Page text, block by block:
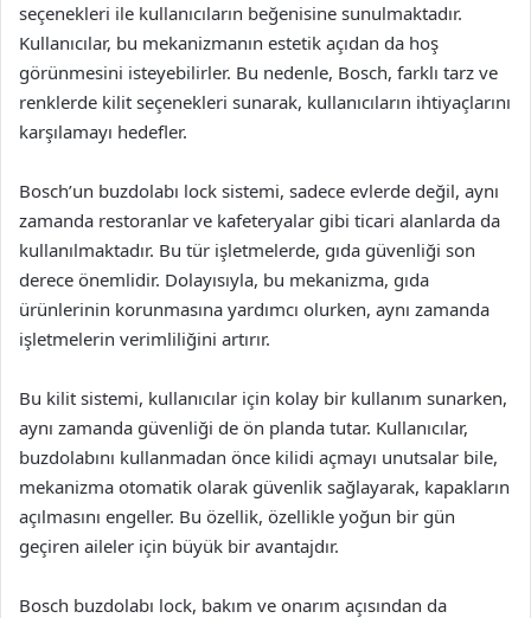
seçenekleri ile kullanıcıların beğenisine sunulmaktadır.
Kullanıcılar, bu mekanizmanın estetik açıdan da hoş
görünmesini isteyebilirler. Bu nedenle, Bosch, farklı tarz ve
renklerde kilit seçenekleri sunarak, kullanıcıların ihtiyaçlarını
karşılamayı hedefler.
Bosch’un buzdolabı lock sistemi, sadece evlerde değil, aynı
zamanda restoranlar ve kafeteryalar gibi ticari alanlarda da
kullanılmaktadır. Bu tür işletmelerde, gıda güvenliği son
derece önemlidir. Dolayısıyla, bu mekanizma, gıda
ürünlerinin korunmasına yardımcı olurken, aynı zamanda
işletmelerin verimliliğini artırır.
Bu kilit sistemi, kullanıcılar için kolay bir kullanım sunarken,
aynı zamanda güvenliği de ön planda tutar. Kullanıcılar,
buzdolabını kullanmadan önce kilidi açmayı unutsalar bile,
mekanizma otomatik olarak güvenlik sağlayarak, kapakların
açılmasını engeller. Bu özellik, özellikle yoğun bir gün
geçiren aileler için büyük bir avantajdır.
Bosch buzdolabı lock, bakım ve onarım açısından da